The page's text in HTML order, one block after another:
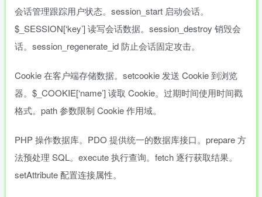
会话管理跟踪用户状态。session_start 启动会话。
$_SESSION[‘key’] 读写会话数据。session_destroy 销毁会
话。session_regenerate_id 防止会话固定攻击。
Cookie 在客户端存储数据。setcookie 发送 Cookie 到浏览
器。$_COOKIE[‘name’] 读取 Cookie。过期时间使用时间戳
格式。path 参数限制 Cookie 作用域。
PHP 操作数据库。PDO 提供统一的数据库接口。prepare 方
法预处理 SQL。execute 执行查询。fetch 逐行获取结果。
setAttribute 配置连接属性。